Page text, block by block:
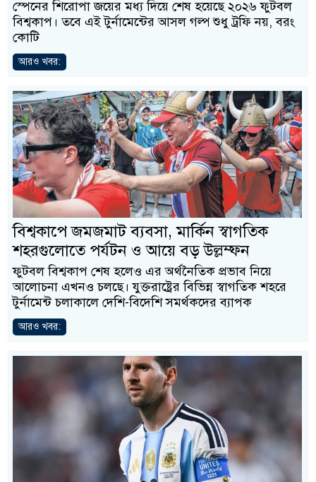
স্পেনের শিরোপা জয়ের মধ্য দিয়ে শেষ হয়েছে ২০২৬ ফুটবল
বিশ্বকাপ। তবে এই টুর্নামেন্টের আসল গল্প শুধু ট্রফি নয়, বরং
কোটি
আরও খবর:
বিশ্বকাপে জমজমাট ব্যবসা, মার্কিন স্বাগতিক
শহরগুলোতে পর্যটন ও আয়ে বড় উল্লম্ফন
ফুটবল বিশ্বকাপ শেষ হলেও এর অর্থনৈতিক প্রভাব নিয়ে
আলোচনা এখনও চলছে। যুক্তরাষ্ট্রের বিভিন্ন স্বাগতিক শহরে
টুর্নামেন্ট চলাকালে দেশি-বিদেশি সমর্থকদের ব্যাপক
আরও খবর: